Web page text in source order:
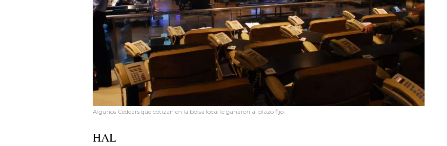
Algunos Cedears que cotizan en la bolsa local le ganaron al plazo fijo.
HAL